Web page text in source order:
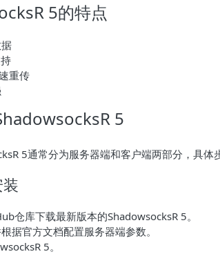
5的特点
重传
5
5通常分为服务器端和客户端两部分，具体
仓库下载最新版本的ShadowsocksR 5。
据官方文档配置服务器端参数。
5。